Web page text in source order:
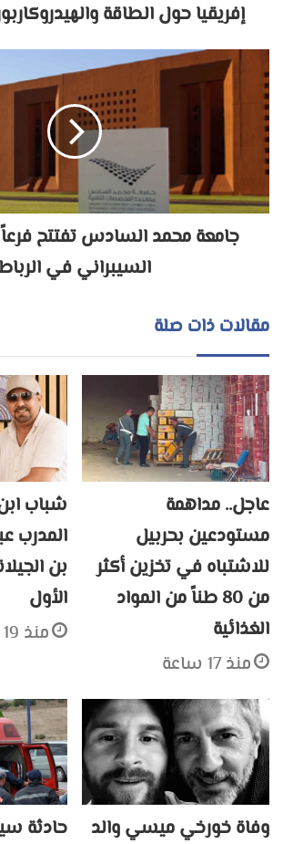
إفريقيا حول الطاقة
جامعة محمد السادس تفتتح فرعاً
السيبراني في
مقالات ذات صلة
عاجل.. مداهمة
مستودعين بحربيل
للاشتباه في تخزين أكثر
من 80 طناً من المواد
الغذائية
منذ 17 ساعة
شباب
المدرب
بن
الأول
منذ 19 ساعة
وفاة خورخي ميسي والد
حادثة